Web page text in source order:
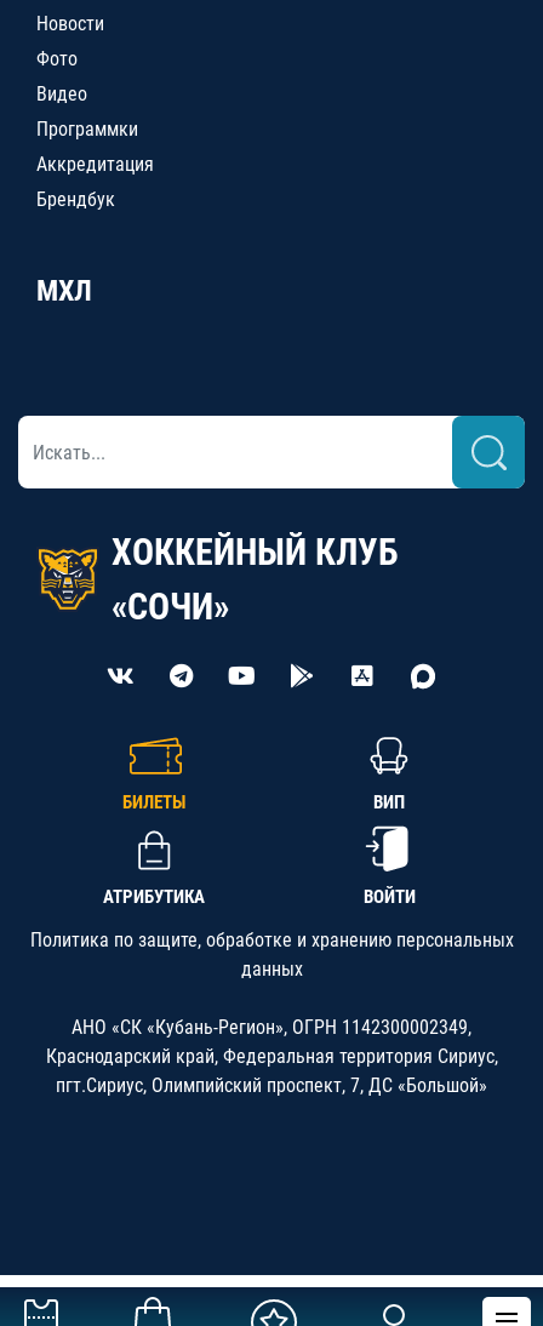
Новости
Фото
Видео
Программки
Аккредитация
Брендбук
МХЛ
ХОККЕЙНЫЙ КЛУБ
«СОЧИ»
БИЛЕТЫ ВИП
АТРИБУТИКА ВОЙТИ
Политика по защите, обработке и хранению персональных
данных
АНО «СК «Кубань-Регион», ОГРН 1142300002349,
Краснодарский край, Федеральная территория Сириус,
пгт.Сириус, Олимпийский проспект, 7, ДС «Большой»